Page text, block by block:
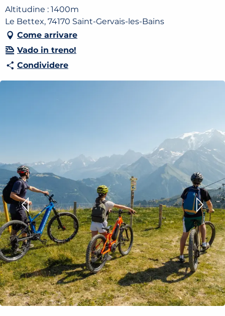
Altitudine : 1400m
Le Bettex, 74170 Saint-Gervais-les-Bains
Come arrivare
Vado in treno!
Condividere